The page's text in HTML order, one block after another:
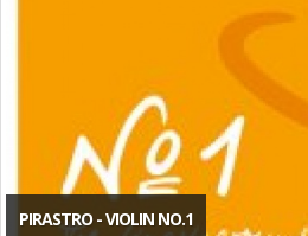
PIRASTRO - VIOLIN NO.1